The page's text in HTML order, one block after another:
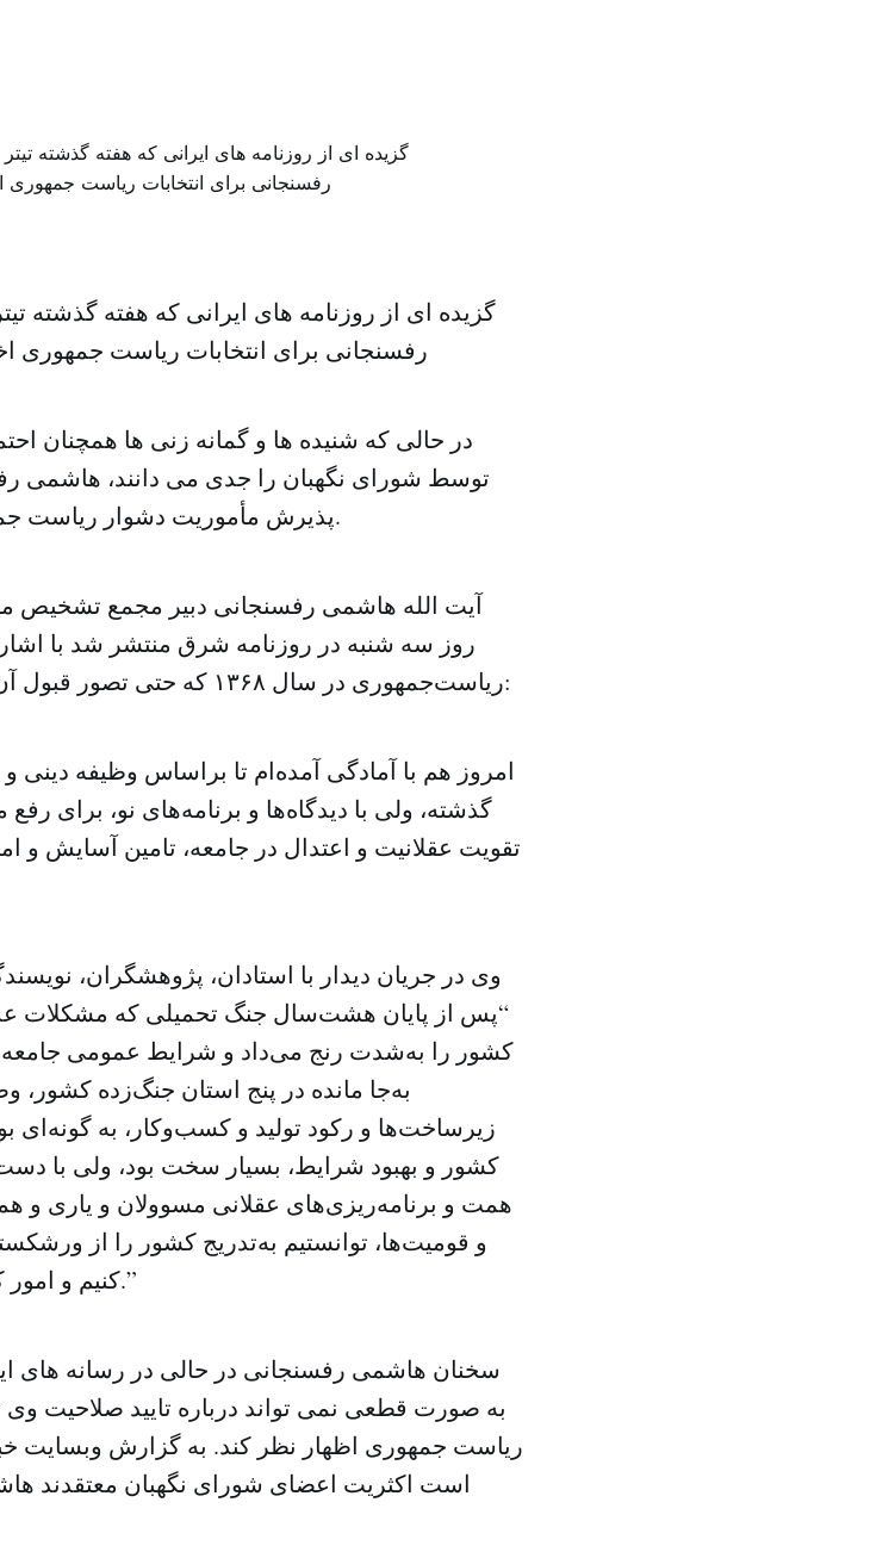
گزیده ای از روزنامه های ایرانی که هفته گذشته
رفسنجانی برای انتخابات ریاست جمهوری
در حالی که شنیده ها و گمانه زنی ها همچنان
توسط شورای نگهبان را جدی می دانند، هاشمی
پذیرش مأموریت دشوار ریاست جمهوری مانند گذشته سخن می گوید.
آیت الله هاشمی رفسنجانی دبیر مجمع تشخیص
روز سه شنبه در روزنامه شرق منتشر شد با
ریاست‌جمهوری در سال ۱۳۶۸ که حتی تصور قبول آن برای عده‌ای سخت بود، تاکید کرد:
گذشته، ولی با دیدگاه‌ها و برنامه‌های نو، برای
تقویت عقلانیت و اعتدال در جامعه، تامین آسایش و
وی در جریان دیدار با استادان، پژوهشگران،
“پس از پایان هشت‌سال جنگ تحمیلی که مشکلات
کشور را به‌شدت رنج می‌داد و شرایط عمومی
به‌جا مانده در پنج استان جنگ‌زده کشور،
زیرساخت‌ها و رکود تولید و کسب‌و‌کار، به گونه‌ای
کشور و بهبود شرایط، بسیار سخت بود، ولی با
همت و برنامه‌ریزی‌های عقلانی مسوولان و یاری و
و قومیت‌ها، توانستیم به‌تدریج کشور را از
کنیم و امور کشور را به روال طبیعی باز‌گردانیم.”
سخنان هاشمی رفسنجانی در حالی در رسانه های
به صورت قطعی نمی تواند درباره تایید صلاحیت
ریاست جمهوری اظهار نظر کند. به گزارش وبسایت
است اکثریت اعضای شورای نگهبان معتقدند